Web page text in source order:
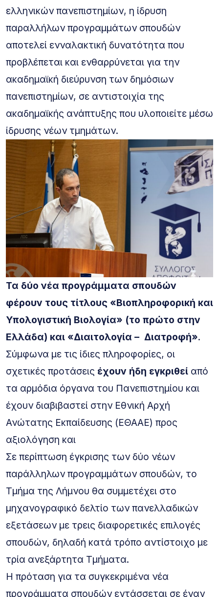
ελληνικών πανεπιστημίων, η ίδρυση
παραλλήλων προγραμμάτων σπουδών
αποτελεί ενναλακτική δυνατότητα που
προβλέπεται και ενθαρρύνεται για την
ακαδημαϊκή διεύρυνση των δημόσιων
πανεπιστημίων, σε αντιστοιχία της
ακαδημαϊκής ανάπτυξης που υλοποιείτε μέσω
ίδρυσης νέων τμημάτων.
Τα δύο νέα προγράμματα σπουδών
φέρουν τους τίτλους «Βιοπληροφορική και
Υπολογιστική Βιολογία» (το πρώτο στην
Ελλάδα) και «Διαιτολογία – Διατροφή».
Σύμφωνα με τις ίδιες πληροφορίες, οι
σχετικές προτάσεις έχουν ήδη εγκριθεί από
τα αρμόδια όργανα του Πανεπιστημίου και
έχουν διαβιβαστεί στην Εθνική Αρχή
Ανώτατης Εκπαίδευσης (ΕΘΑΑΕ) προς
αξιολόγηση και
Σε περίπτωση έγκρισης των δύο νέων
παράλληλων προγραμμάτων σπουδών, το
Τμήμα της Λήμνου θα συμμετέχει στο
μηχανογραφικό δελτίο των πανελλαδικών
εξετάσεων με τρεις διαφορετικές επιλογές
σπουδών, δηλαδή κατά τρόπο αντίστοιχο με
τρία ανεξάρτητα Τμήματα.
Η πρόταση για τα συγκεκριμένα νέα
προγράμματα σπουδών εντάσσεται σε έναν